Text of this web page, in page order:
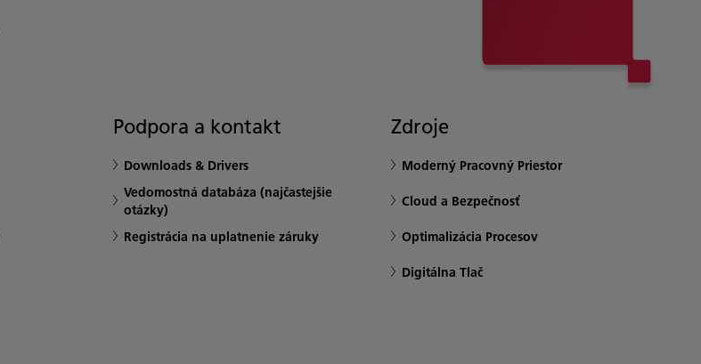
Podpora a kontakt
Downloads & Drivers
Vedomostná databáza (najčastejšie
otázky)
Registrácia na uplatnenie záruky
Zdroje
Moderný Pracovný Priestor
Cloud a Bezpečnosť
Optimalizácia Procesov
Digitálna Tlač